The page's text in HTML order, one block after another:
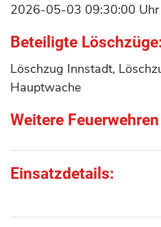
2026-05-03 09:30:00 Uhr
Beteiligte Löschzüge:
Löschzug Innstadt,
Hauptwache
Weitere
Einsatzdetails: